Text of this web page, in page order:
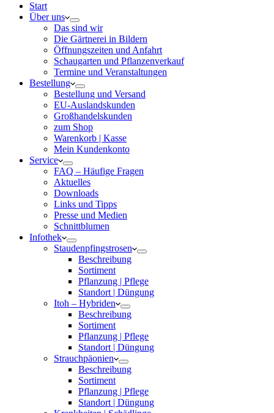
Start
Über uns
Das sind wir
Die Gärtnerei in Bildern
Öffnungszeiten und Anfahrt
Schaugarten und Pflanzenverkauf
Termine und Veranstaltungen
Bestellung
Bestellung und Versand
EU-Auslandskunden
Großhandelskunden
zum Shop
Warenkorb | Kasse
Mein Kundenkonto
Service
FAQ – Häufige Fragen
Aktuelles
Downloads
Links und Tipps
Presse und Medien
Schnittblumen
Infothek
Staudenpfingstrosen
Beschreibung
Sortiment
Pflanzung | Pflege
Standort | Düngung
Itoh – Hybriden
Beschreibung
Sortiment
Pflanzung | Pflege
Standort | Düngung
Strauchpäonien
Beschreibung
Sortiment
Pflanzung | Pflege
Standort | Düngung